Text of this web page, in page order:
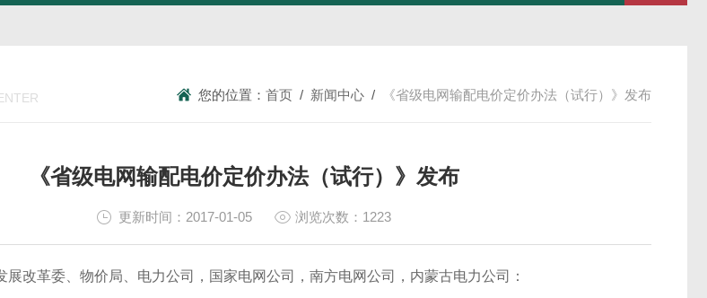
您的位置： 首页 / 新闻中心 / 《省级电网输配电价定价办法（试行）》发布
《省级电网输配电价定价办法（试行）》发布
更新时间：2017-01-05 浏览次数：1223
改革委、物价局、电力公司，国家电网公司，南方电网公司，内蒙古电力公司：